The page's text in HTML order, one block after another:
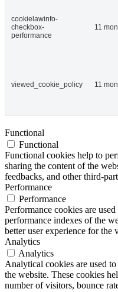
cookielawinfo-
checkbox-
performance
11
viewed_cookie_policy 11
Functional
Functional
Functional cookies help to
sharing the content of the
feedbacks, and other third-
Performance
Performance
Performance cookies are
performance indexes of the
better user experience for the
Analytics
Analytics
Analytical cookies are used
the website. These cookies
number of visitors, bounce